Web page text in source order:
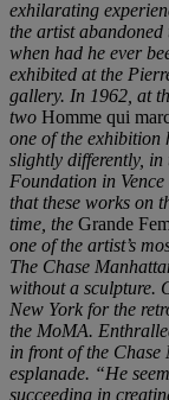
exhilarating
the artist abandoned
when had he ever
exhibited at the
gallery. In 1962, at
two Homme qui
one of the exhibition
slightly differently,
Foundation in
that these works on
time, the Grande
one of the artist’s
The Chase
without a sculpture.
New York for the
the MoMA.
in front of the
esplanade. “He
succeeding in